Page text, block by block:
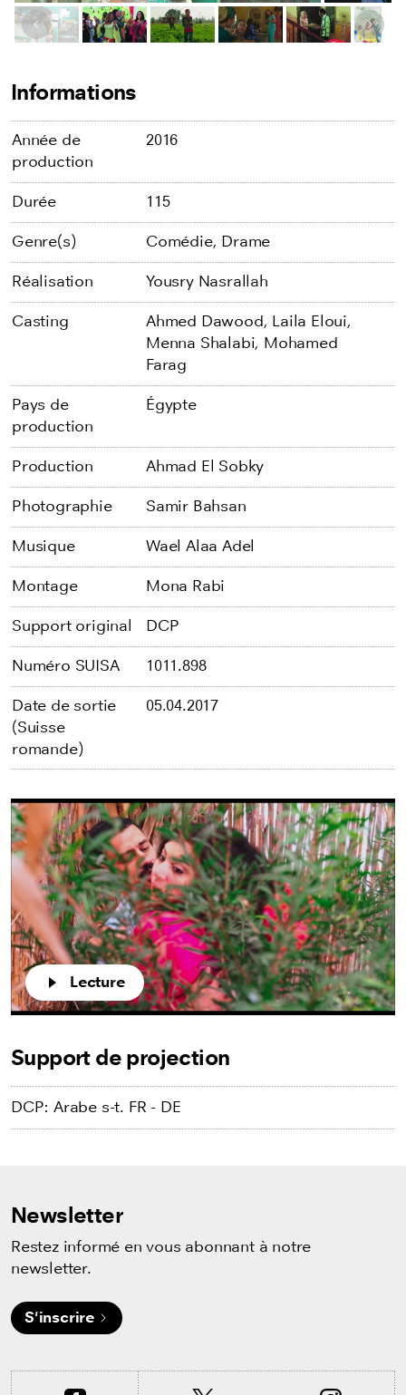
Image précédente
Informations
Année de
production
2016
Durée 115
Genre(s) Comédie, Drame
Réalisation Yousry Nasrallah
Casting Ahmed Dawood, Laila Eloui,
Menna Shalabi, Mohamed
Farag
Pays de
production
Égypte
Production Ahmad El Sobky
Photographie Samir Bahsan
Musique Wael Alaa Adel
Montage Mona Rabi
Support original DCP
Numéro SUISA 1011.898
Date de sortie
(Suisse
romande)
05.04.2017
Lecture
Support de projection
DCP: Arabe s-t. FR - DE
Newsletter
Restez informé en vous abonnant à notre
newsletter.
S'inscrire